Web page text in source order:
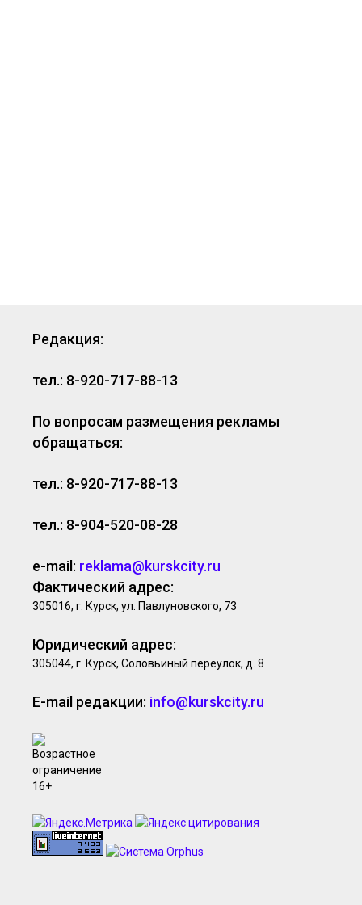
Редакция:
тел.: 8-920-717-88-13
По вопросам размещения рекламы
обращаться:
тел.: 8-920-717-88-13
тел.: 8-904-520-08-28
e-mail: reklama@kurskcity.ru
Фактический адрес:
305016, г. Курск, ул. Павлуновского, 73
Юридический адрес:
305044, г. Курск, Соловьиный переулок, д. 8
E-mail редакции: info@kurskcity.ru